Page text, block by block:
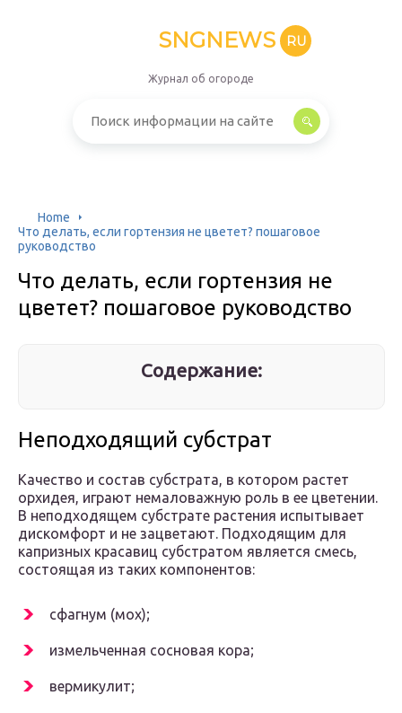
SNGNEWS RU
Журнал об огороде
Home
Что делать, если гортензия не цветет? пошаговое
руководство
Что делать, если гортензия не
цветет? пошаговое руководство
Содержание:
Неподходящий субстрат
Качество и состав субстрата, в котором растет
орхидея, играют немаловажную роль в ее цветении.
В неподходящем субстрате растения испытывает
дискомфорт и не зацветают. Подходящим для
капризных красавиц субстратом является смесь,
состоящая из таких компонентов:
сфагнум (мох);
измельченная сосновая кора;
вермикулит;